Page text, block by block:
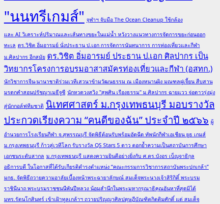
"นนทรีเกมส์" จุฬาฯ จับมือ The Ocean Cleanup ใช้กล้อง
และ AI วิเคราะห์ปริมาณและเส้นทางขยะในแม่น้ำ หวังวางแนวทางการจัดการขยะก่อนออก
ทะเล ดร.วิชิต อิ่มอารมย์ นั่งประธาน ป.เอก การจัดการนันทนาการ การท่องเที่ยวและกีฬา
ม.ศิลปากร อีกสมัย ดร.วิชิต อิ่มอารมย์ ประธาน ป.เอก ศิลปากร เป็น
วิทยากรโครงการอบรมอาสาสมัครท่องเที่ยวและกีฬา (อสทก.)
นักวิชาการจีน-นานาชาติร่วมเวทีเสวนาข้ามวัฒนธรรม ณ เมืองหนานผิง มณฑลฝูเจี้ยน สืบสาน
มรดกคำสอนปรัชญาเมธีจูซี นักหวดวงสวิง "สุพศิน เรืองธรรม" ม.ศิลปากร ฉายแวว จ่อดาวรุ่งมุ่ง
สู่นักกอล์ฟทีมชาติ นิเทศศาสตร์ ม.กรุงเทพธนบุรี มอบรางวัล
ประกวดเรียงความ “คนดีของฉัน” ประจำปี ๒๕๖๖ ผู้
อำนวยการโรงเรียนกีฬา จ.สุพรรณบุรี จัดพิธีต้อนรับพร้อมอัดฉีด ทัพนักกีฬาเอเชียน ยูธ เกมส์
ม.กรุงเทพธนบุรี ก้าวสู่เวทีโลก รับรางวัล QS Stars 5 ดาว ตอกย้ำความเป็นสถาบันการศึกษา
เอกชนระดับสากล ม.กรุงเทพธนบุรี แสดงความยินดีอย่างยิ่งกับ ศ.ดร.บังอร เบ็ญจาธิกุล
อธิการบดี ในโอกาสที่ได้รับเกียรติดำรงตำแหน่ง “คณะกรรมการวิชาการสถาบันพระปกเกล้า”
มกธ. จัดพิธีถวายความอาลัยเบื้องหน้าพระฉายาลักษณ์ สมเด็จพระนางเจ้าสิริกิติ์ พระบรม
ราชินีนาถ พระบรมราชชนนีพันปีหลวง น้อมสำนึกในพระมหากรุณาธิคุณอันหาที่สุดมิได้
มทร.รัตนโกสินทร์ เข้าเฝ้าทูลเกล้าฯ ถวายปริญญาศิลปดุษฎีบัณฑิตกิตติมศักดิ์ แด่ สมเด็จ